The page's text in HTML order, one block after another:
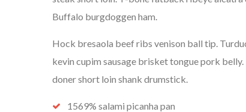
Buffalo burgdoggen ham.
Hock bresaola beef ribs venison ball tip.
kevin cupim sausage brisket tongue pork
doner short loin shank drumstick.
1569% salami picanha pan